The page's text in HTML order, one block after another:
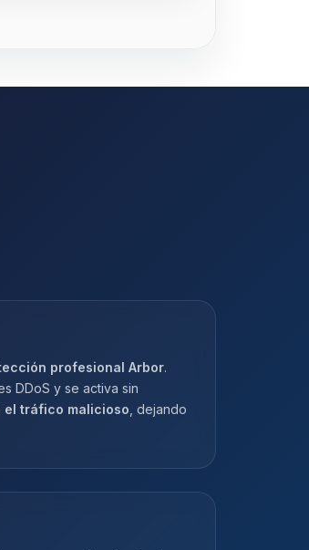
profesional Arbor.
DDoS y se activa sin
el tráfico malicioso , dejando